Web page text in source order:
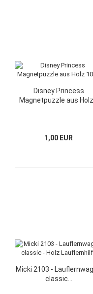
Disney Princess
Magnetpuzzle aus
1,00 EUR
Micki 2103 -
classic...